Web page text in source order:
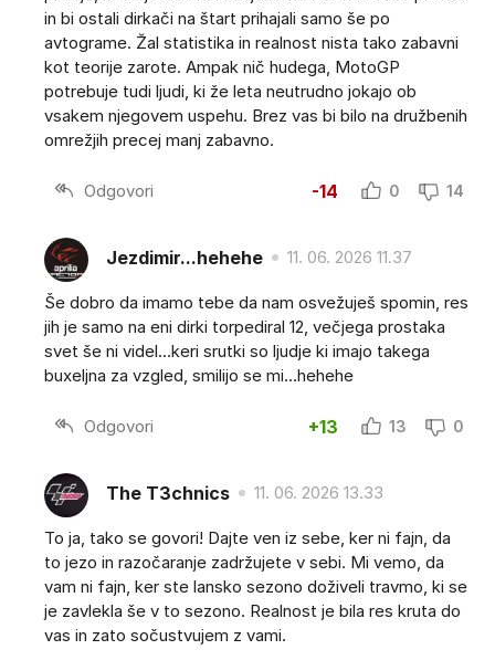
in bi ostali dirkači na štart prihajali samo še po
avtograme. Žal statistika in realnost nista tako zabavni
kot teorije zarote. Ampak nič hudega, MotoGP
potrebuje tudi ljudi, ki že leta neutrudno jokajo ob
vsakem njegovem uspehu. Brez vas bi bilo na družbenih
omrežjih precej manj zabavno.
Odgovori -14 0 14
Jezdimir...hehehe 11. 06. 2026 11.37
Še dobro da imamo tebe da nam osvežuješ spomin, res
jih je samo na eni dirki torpediral 12, večjega prostaka
svet še ni videl...keri srutki so ljudje ki imajo takega
buxeljna za vzgled, smilijo se mi...hehehe
Odgovori +13 13 0
The T3chnics 11. 06. 2026 13.33
To ja, tako se govori! Dajte ven iz sebe, ker ni fajn, da
to jezo in razočaranje zadržujete v sebi. Mi vemo, da
vam ni fajn, ker ste lansko sezono doživeli travmo, ki se
je zavlekla še v to sezono. Realnost je bila res kruta do
vas in zato sočustvujem z vami.